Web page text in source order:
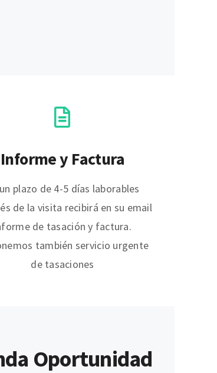
Informe y Factura
plazo de 4-5 días laborables
de la visita recibirá en su email
de tasación y factura.
también servicio urgente
de tasaciones
Oportunidad